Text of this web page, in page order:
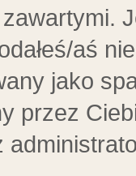
aś
jako
przez